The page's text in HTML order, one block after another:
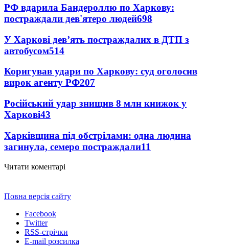
РФ вдарила Бандероллю по Харкову:
постраждали дев'ятеро людей698
У Харкові дев’ять постраждалих в ДТП з
автобусом514
Коригував удари по Харкову: суд оголосив
вирок агенту РФ207
Російський удар знищив 8 млн книжок у
Харкові43
Харківщина під обстрілами: одна людина
загинула, семеро постраждали11
Читати коментарі
Повна версія сайту
Facebook
Twitter
RSS-стрічки
E-mail розсилка